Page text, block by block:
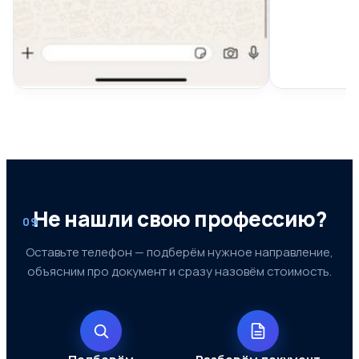
09Не нашли свою профессию?
Оставьте телефон — подберём нужное направление,
объясним про документ и сразу назовём стоимость.